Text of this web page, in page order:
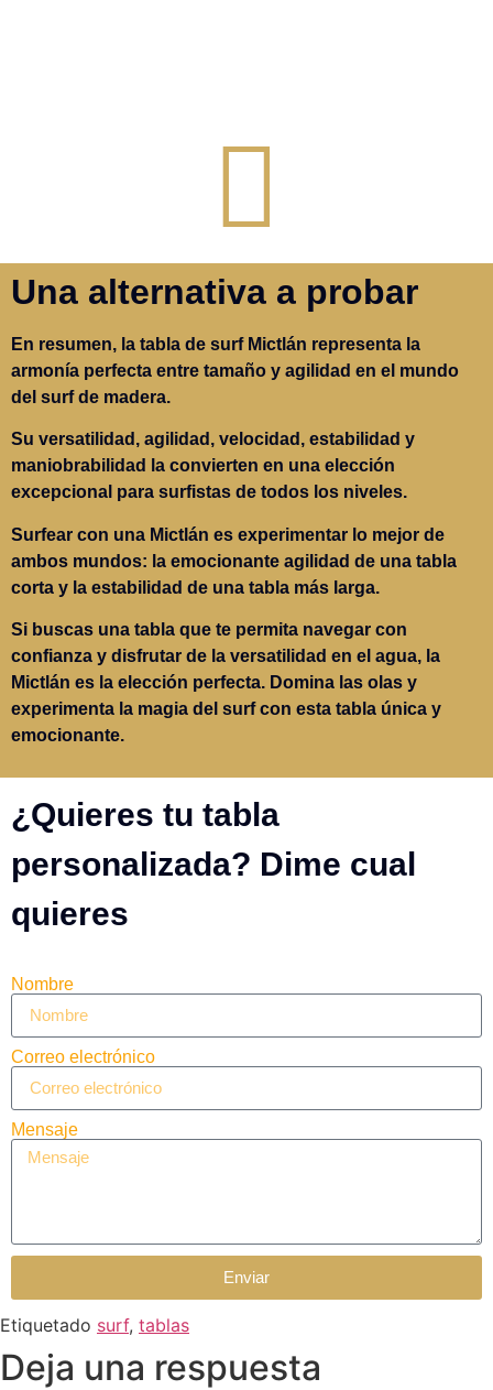
Una alternativa a probar
En resumen, la tabla de surf Mictlán representa la
armonía perfecta entre tamaño y agilidad en el mundo
del surf de madera.
Su versatilidad, agilidad, velocidad, estabilidad y
maniobrabilidad la convierten en una elección
excepcional para surfistas de todos los niveles.
Surfear con una Mictlán es experimentar lo mejor de
ambos mundos: la emocionante agilidad de una tabla
corta y la estabilidad de una tabla más larga.
Si buscas una tabla que te permita navegar con
confianza y disfrutar de la versatilidad en el agua, la
Mictlán es la elección perfecta. Domina las olas y
experimenta la magia del surf con esta tabla única y
emocionante.
¿Quieres tu tabla
personalizada? Dime cual
quieres
Nombre
Correo electrónico
Mensaje
Enviar
Etiquetado surf, tablas
Deja una respuesta